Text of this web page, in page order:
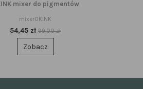
mixer do pigmentów
mixerOKINK
54,45 zł99,00 zł
Zobacz